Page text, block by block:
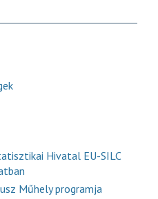
Hivatal EU-SILC
Műhely programja